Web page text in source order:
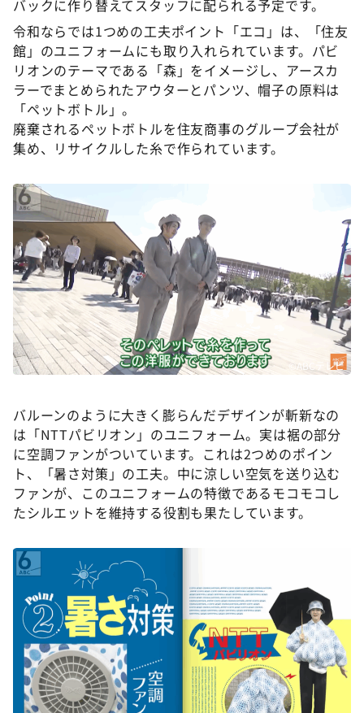
バックに作り替えてスタッフに配られる予定です。
令和ならでは1つめの工夫ポイント「エコ」は、「住友
館」のユニフォームにも取り入れられています。パビ
リオンのテーマである「森」をイメージし、アースカ
ラーでまとめられたアウターとパンツ、帽子の原料は
「ペットボトル」。
廃棄されるペットボトルを住友商事のグループ会社が
集め、リサイクルした糸で作られています。
©ABCテレビ
バルーンのように大きく膨らんだデザインが斬新なの
は「NTTパビリオン」のユニフォーム。実は裾の部分
に空調ファンがついています。これは2つめのポイン
ト、「暑さ対策」の工夫。中に涼しい空気を送り込む
ファンが、このユニフォームの特徴であるモコモコし
たシルエットを維持する役割も果たしています。